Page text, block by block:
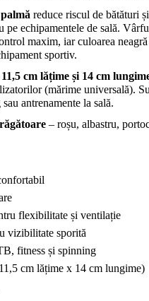
reduce riscul de bătături
pe echipamentele de sală.
maxim, iar culoarea
sportiv.
11,5 cm lățime și 14 cm
(mărime universală).
antrenamente la sală.
– roșu, albastru,
flexibilitate și ventilație
vizibilitate sporită
fitness și spinning
cm lățime x 14 cm lungime)